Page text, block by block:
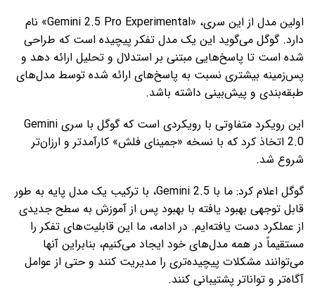
اولین مدل از این سری، «Gemini 2.5 Pro Experimental» نام
دارد. گوگل می‌گوید این یک مدل تفکر پیچیده است که طراحی
شده است تا پاسخ‌هایی مبتنی بر استدلال و تحلیل ارائه دهد و
پس‌زمینه بیشتری نسبت به پاسخ‌های ارائه شده توسط مدل‌های
طبقه‌بندی و پیش‌بینی داشته باشد.
این رویکرد متفاوتی با رویکردی است که گوگل با سری Gemini
2.0 اتخاذ کرد که با نسخه «جمینای فلش» کارآمدتر و ارزان‌تر
شروع شد.
گوگل اعلام کرد: ما با Gemini 2.5، با ترکیب یک مدل پایه به طور
قابل توجهی بهبود یافته با بهبود پس از آموزش به سطح جدیدی
از عملکرد دست یافته‌ایم. در ادامه، ما این قابلیت‌های تفکر را
مستقیماً در همه مدل‌های خود ایجاد می‌کنیم، بنابراین آنها
می‌توانند مشکلات پیچیده‌تری را مدیریت کنند و حتی از عوامل
آگاه‌تر و تواناتر پشتیبانی کنند.